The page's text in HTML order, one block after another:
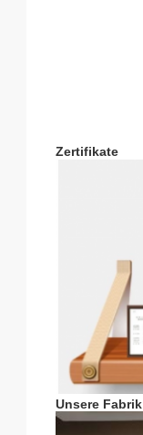
Zertifikate
Unsere Fabrik